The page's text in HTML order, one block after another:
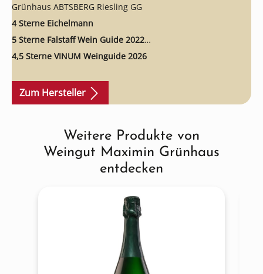
Grünhaus ABTSBERG Riesling GG
4 Sterne Eichelmann
5 Sterne Falstaff Wein Guide 2022
4,5 Sterne VINUM Weinguide 2026
„Spätlese“; 93 Punkte 2020 Maximin Grünhaus HERRENBERG
Spätlese
Wine Advocate by Robert Parker:93+ Punkte 2020 Maximin
Grünhaus ABTSBERG Riesling GG; 93 Punkte 2020 Maximin
Grünhaus HERRENBERG Riesling GG; 92+ Punkte 2020
„Amelie und Maximin von Schubert
beginnen in Grünhaus Akzente zu verschieben, das wird an
den neuen Weinen überdeutlich.“
Grünhaus ABTSBERG Riesling Kabinett; 92 Punkte 2020
Zum Hersteller
Produktgalerie überspringen
Weitere Produkte von
Weingut Maximin Grünhaus
entdecken